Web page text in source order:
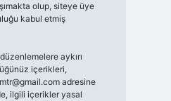
olup, siteye üye
kabul etmiş
aykırı
içerikleri,
adresine
ilgili içerikler yasal